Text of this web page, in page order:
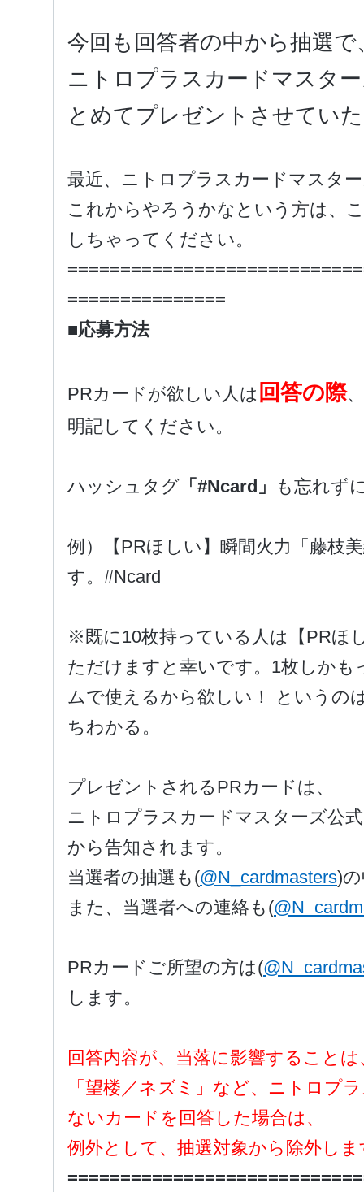
今回も回答者の中から抽選
ニトロプラスカードマスタ
とめてプレゼントさせてい
最近、ニトロプラスカードマスタ
これからやろうかなという方は、
しちゃってください。
===============
■応募方法
PRカードが欲しい人は 回答の際
明記してください。
ハッシュタグ 「#Ncard」 も忘れず
例）【PRほしい】瞬間火力「藤枝
す。#Ncard
※既に10枚持っている人は【PRほ
ただけますと幸いです。 1枚しかも
ムで使えるから欲しい！ というの
ちわかる。
プレゼントされるPRカードは、
ニトロプラスカードマスターズ公
から告知されます。
当選者の抽選も(@N_cardmasters)
また、当選者への連絡も(
PRカードご所望の方は(
します。
回答内容が、当落に影響すること
「望楼／ネズミ」など、ニトロプ
ないカードを回答した場合は、
例外として、抽選対象から除外し